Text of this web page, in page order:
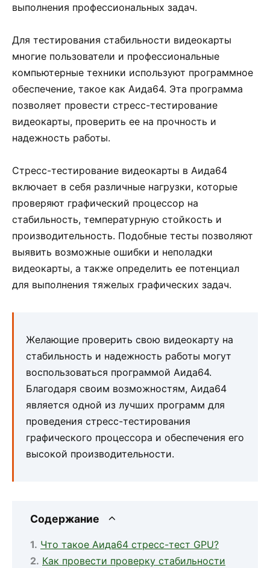
выполнения профессиональных задач.
Для тестирования стабильности видеокарты
многие пользователи и профессиональные
компьютерные техники используют программное
обеспечение, такое как Аида64. Эта программа
позволяет провести стресс-тестирование
видеокарты, проверить ее на прочность и
надежность работы.
Стресс-тестирование видеокарты в Аида64
включает в себя различные нагрузки, которые
проверяют графический процессор на
стабильность, температурную стойкость и
производительность. Подобные тесты позволяют
выявить возможные ошибки и неполадки
видеокарты, а также определить ее потенциал
для выполнения тяжелых графических задач.
Желающие проверить свою видеокарту на
стабильность и надежность работы могут
воспользоваться программой Аида64.
Благодаря своим возможностям, Аида64
является одной из лучших программ для
проведения стресс-тестирования
графического процессора и обеспечения его
высокой производительности.
Содержание
Что такое Аида64 стресс-тест GPU?
Как провести проверку стабильности